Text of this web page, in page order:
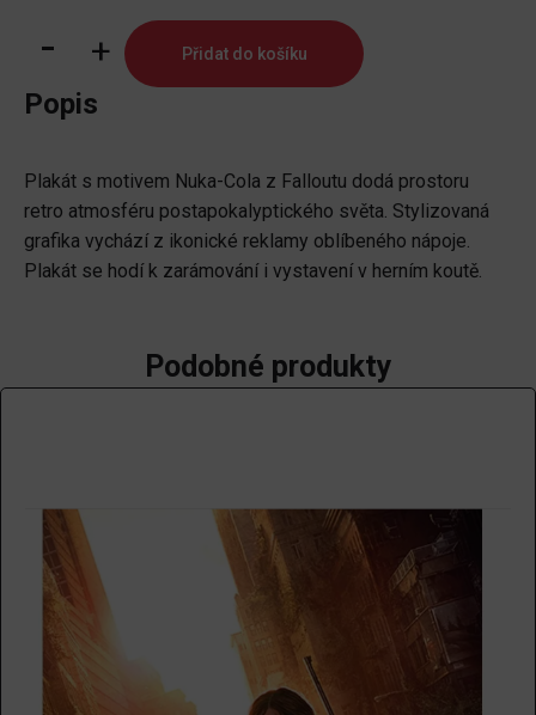
Plakát
Fallout
-
množství
Přidat do košíku
Popis
Plakát s motivem Nuka-Cola z Falloutu dodá prostoru
retro atmosféru postapokalyptického světa. Stylizovaná
grafika vychází z ikonické reklamy oblíbeného nápoje.
Plakát se hodí k zarámování i vystavení v herním koutě.
Podobné produkty